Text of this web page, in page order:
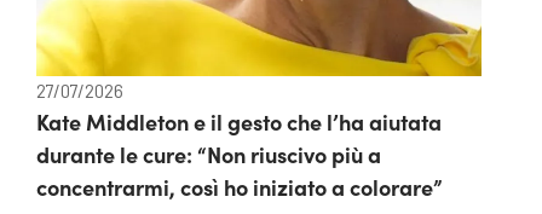
27/07/2026
Kate Middleton e il gesto che l’ha aiutata
durante le cure: “Non riuscivo più a
concentrarmi, così ho iniziato a colorare”